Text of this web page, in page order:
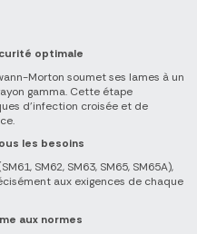
optimale
Morton soumet ses lames à un
gamma. Cette étape
d'infection croisée et de
les besoins
SM62, SM63, SM65, SM65A),
aux exigences de chaque
aux normes